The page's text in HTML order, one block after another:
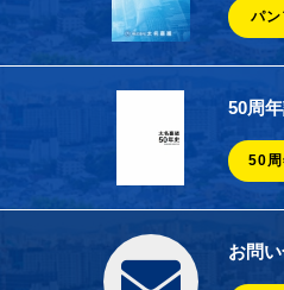
パン
50周
50周
お問